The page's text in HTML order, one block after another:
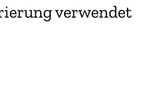
verwendet